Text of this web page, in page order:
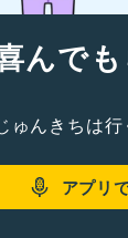
でも
ゅんきちは行
アプリ